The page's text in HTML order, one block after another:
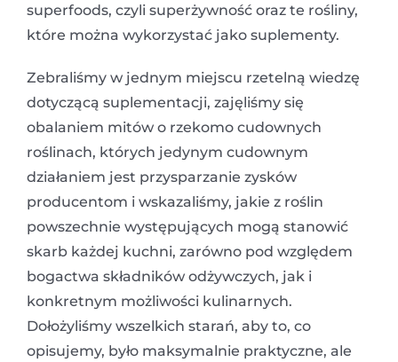
superfoods, czyli superżywność oraz te rośliny,
które można wykorzystać jako suplementy.
Zebraliśmy w jednym miejscu rzetelną wiedzę
dotyczącą suplementacji, zajęliśmy się
obalaniem mitów o rzekomo cudownych
roślinach, których jedynym cudownym
działaniem jest przysparzanie zysków
producentom i wskazaliśmy, jakie z roślin
powszechnie występujących mogą stanowić
skarb każdej kuchni, zarówno pod względem
bogactwa składników odżywczych, jak i
konkretnym możliwości kulinarnych.
Dołożyliśmy wszelkich starań, aby to, co
opisujemy, było maksymalnie praktyczne, ale